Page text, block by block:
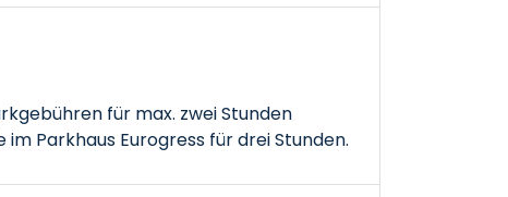
für max. zwei Stunden
Parkhaus Eurogress für drei Stunden.